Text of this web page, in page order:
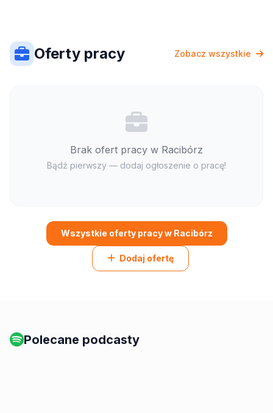
Oferty pracy Zobacz wszystkie
Brak ofert pracy w Racibórz
Bądź pierwszy — dodaj ogłoszenie o pracę!
Wszystkie oferty pracy w Racibórz
Dodaj ofertę
Polecane podcasty